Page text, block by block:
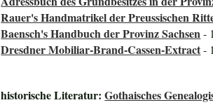
Rauer's Handmatrikel der Preussischen
Baensch's Handbuch der Provinz Sachsen-
Dresdner Mobiliar-Brand-Cassen-Extract-
historische Literatur:Gothaisches